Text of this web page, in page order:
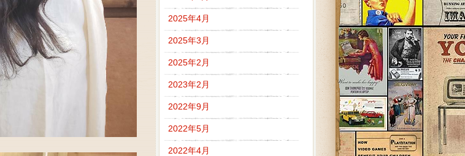
2025年4月
2025年3月
2025年2月
2023年2月
2022年9月
2022年5月
2022年4月